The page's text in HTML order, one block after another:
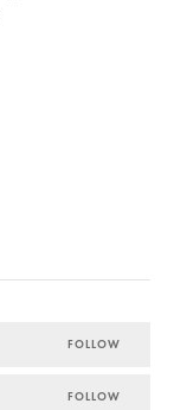
FOLLOW
FOLLOW